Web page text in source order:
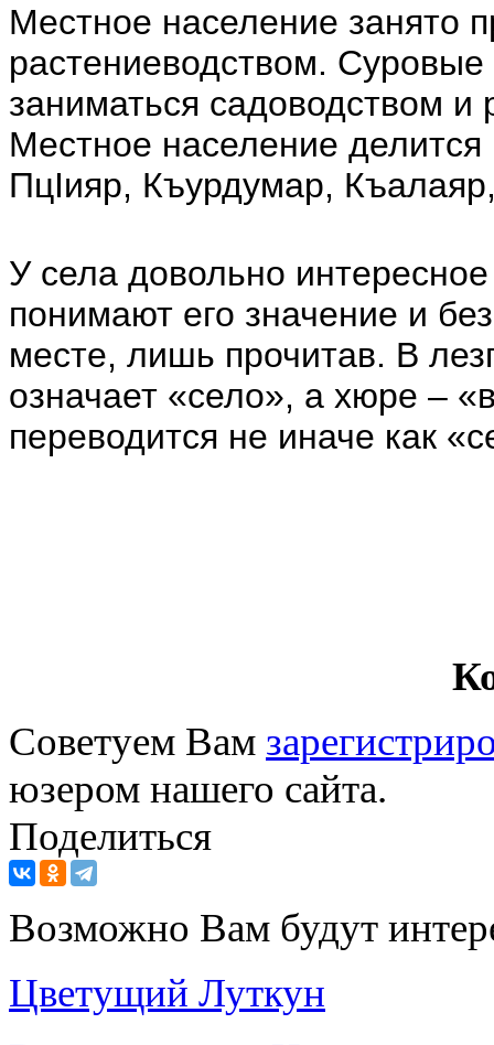
Местное население занято
растениеводством.
заниматься садоводством и
Местное население
ПцIияр, Къурдумар,
У села довольно
понимают его значение и
месте, лишь прочитав. В
означает «село», а хюре –
переводится не иначе как
Советуем Вам
юзером нашего сайта.
Поделиться
Возможно Вам будут
Цветущий Луткун